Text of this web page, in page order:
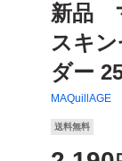
新品
スキ
ダー
MAQuillAGE
送料無料